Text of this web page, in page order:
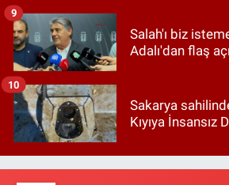
Salah'ı biz
Adalı'dan flaş
9
Sakarya
Kıyıya İnsansız
10